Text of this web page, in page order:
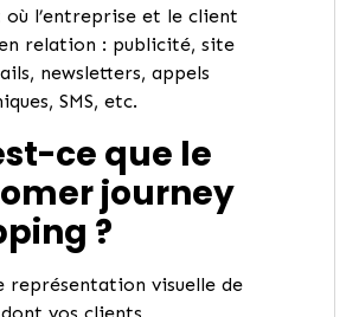
l’entreprise et le client
relation : publicité, site
newsletters, appels
SMS, etc.
ce que le
journey
?
représentation visuelle de